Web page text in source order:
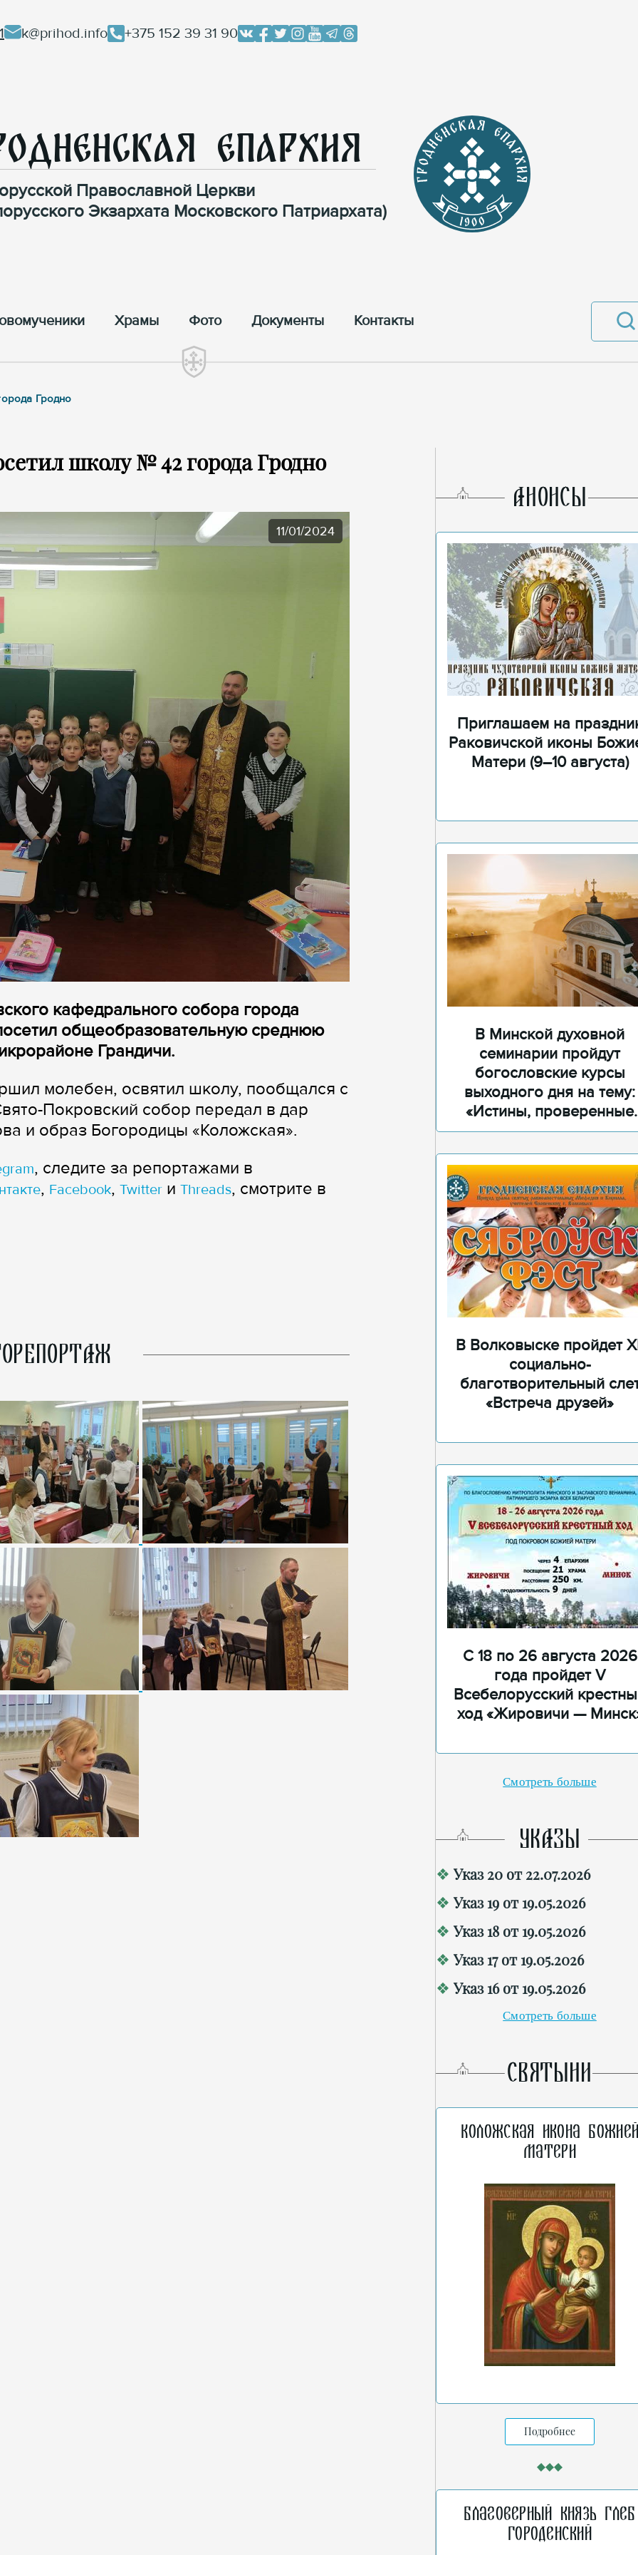
k@prihod.info +375 152 39 31 90
Епархия
Православной Церкви
Экзархата Московского Патриархата)
Храмы Фото Документы Контакты
Гродно
школу № 42 города Гродно
11/01/2024
кафедрального собора города
общеобразовательную среднюю
Грандичи.
молебен, освятил школу, пообщался с
Покровский собор передал в дар
и образ Богородицы «Коложская».
, следите за репортажами в
, Facebook, Twitter и Threads, смотрите в
AНОНСЫ
Приглашаем на
Раковичской иконы
Матери (9–10 августа)
В Минской духовной
семинарии пройдут
богословские курсы
выходного дня на тему:
«Истины, проверенные
временем»
В Волковыске пройдет
социально-
благотворительный
«Встреча друзей»
С 18 по 26 августа 2026
года пройдет V
Всебелорусский
ход «Жировичи —
Смотреть больше
УКАЗЫ
Указ 20 от 22.07.2026
Указ 19 от 19.05.2026
Указ 18 от 19.05.2026
Указ 17 от 19.05.2026
Указ 16 от 19.05.2026
Смотреть больше
СВЯТЫНИ
Коложская икона
Матери
Подробнее
Благоверный князь Глеб
Городенский